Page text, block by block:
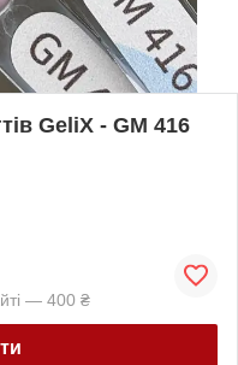
GeliX - GM 416
— 400 ₴